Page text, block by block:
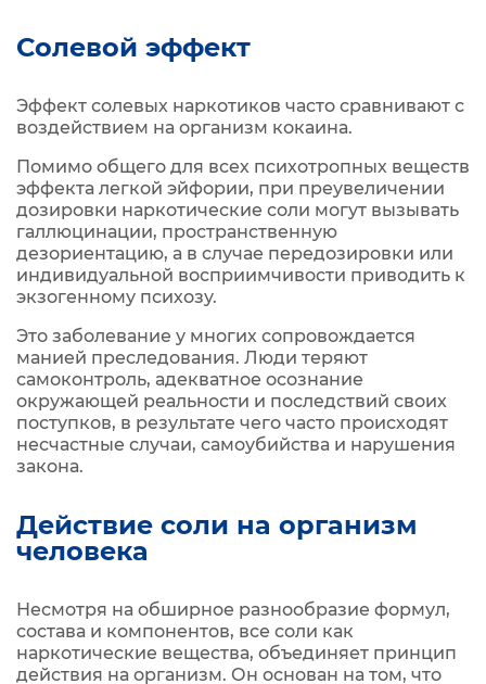
Солевой эффект
Эффект солевых наркотиков часто сравнивают с
воздействием на организм кокаина.
Помимо общего для всех психотропных веществ
эффекта легкой эйфории, при преувеличении
дозировки наркотические соли могут вызывать
галлюцинации, пространственную
дезориентацию, а в случае передозировки или
индивидуальной восприимчивости приводить к
экзогенному психозу.
Это заболевание у многих сопровождается
манией преследования. Люди теряют
самоконтроль, адекватное осознание
окружающей реальности и последствий своих
поступков, в результате чего часто происходят
несчастные случаи, самоубийства и нарушения
закона.
Действие соли на организм
человека
Несмотря на обширное разнообразие формул,
состава и компонентов, все соли как
наркотические вещества, объединяет принцип
действия на организм. Он основан на том, что